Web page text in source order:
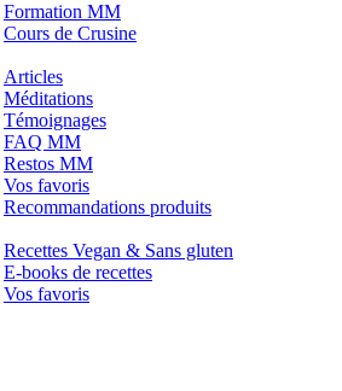
Formation MM
Cours de Crusine
Articles
Méditations
Témoignages
FAQ MM
Restos MM
Vos favoris
Recommandations produits
Recettes Vegan & Sans gluten
E-books de recettes
Vos favoris